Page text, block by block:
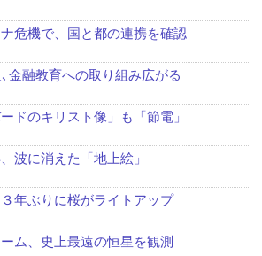
危機で、国と都の連携を確認
金融教育への取り組み広がる
ドのキリスト像」も「節電」
波に消えた「地上絵」
年ぶりに桜がライトアップ
ム、史上最遠の恒星を観測